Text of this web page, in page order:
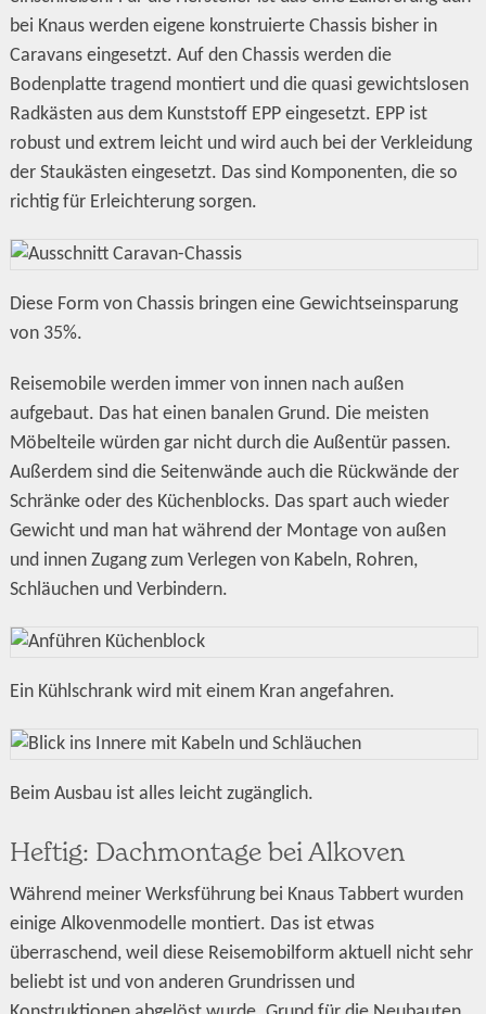
bei Knaus werden eigene konstruierte Chassis bisher in
Caravans eingesetzt. Auf den Chassis werden die
Bodenplatte tragend montiert und die quasi gewichtslosen
Radkästen aus dem Kunststoff EPP eingesetzt. EPP ist
robust und extrem leicht und wird auch bei der Verkleidung
der Staukästen eingesetzt. Das sind Komponenten, die so
richtig für Erleichterung sorgen.
Diese Form von Chassis bringen eine Gewichtseinsparung
von 35%.
Reisemobile werden immer von innen nach außen
aufgebaut. Das hat einen banalen Grund. Die meisten
Möbelteile würden gar nicht durch die Außentür passen.
Außerdem sind die Seitenwände auch die Rückwände der
Schränke oder des Küchenblocks. Das spart auch wieder
Gewicht und man hat während der Montage von außen
und innen Zugang zum Verlegen von Kabeln, Rohren,
Schläuchen und Verbindern.
Ein Kühlschrank wird mit einem Kran angefahren.
Beim Ausbau ist alles leicht zugänglich.
Heftig: Dachmontage bei Alkoven
Während meiner Werksführung bei Knaus Tabbert wurden
einige Alkovenmodelle montiert. Das ist etwas
überraschend, weil diese Reisemobilform aktuell nicht sehr
beliebt ist und von anderen Grundrissen und